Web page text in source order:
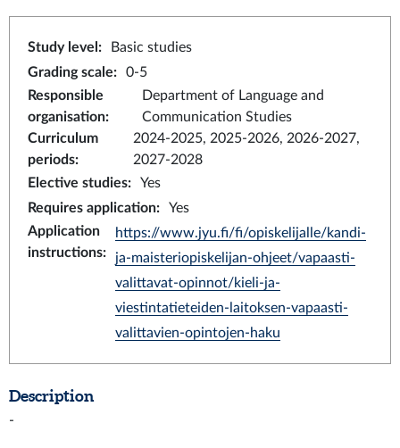
Study level :
Basic studies
Grading scale:
0-5
Responsible
organisation:
Department of Language and
Communication Studies
Curriculum
periods:
2024-2025, 2025-2026, 2026-2027,
2027-2028
Elective studies:
Yes
Requires application:
Yes
Application
instructions:
https://www.jyu.fi/fi/opiskelijalle/kandi-
ja-maisteriopiskelijan-ohjeet/vapaasti-
valittavat-opinnot/kieli-ja-
viestintatieteiden-laitoksen-vapaasti-
valittavien-opintojen-haku
Description
-